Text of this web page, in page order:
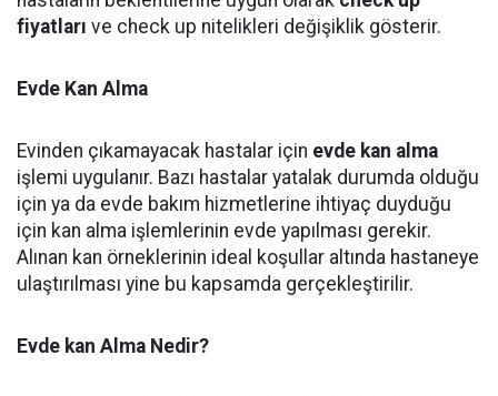
fiyatları ve check up nitelikleri değişiklik gösterir.
Evde Kan Alma
Evinden çıkamayacak hastalar için evde kan alma
işlemi uygulanır. Bazı hastalar yatalak durumda olduğu
için ya da evde bakım hizmetlerine ihtiyaç duyduğu
için kan alma işlemlerinin evde yapılması gerekir.
Alınan kan örneklerinin ideal koşullar altında hastaneye
ulaştırılması yine bu kapsamda gerçekleştirilir.
Evde kan Alma Nedir?